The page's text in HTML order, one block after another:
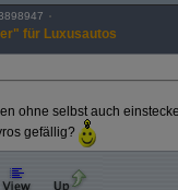
für Luxusautos
ohne selbst auch
gefällig?